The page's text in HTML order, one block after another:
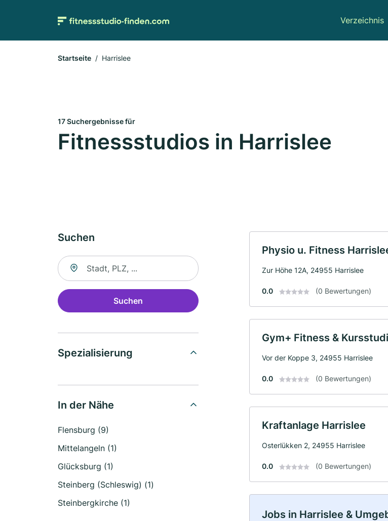
Verzeichnis
Startseite Harrislee
17 Suchergebnisse für
Fitnessstudios in Harrislee
Suchen
Suche nach Ort
Suchen
Spezialisierung
In der Nähe
Flensburg (9)
Mittelangeln (1)
Glücksburg (1)
Steinberg (Schleswig) (1)
Steinbergkirche (1)
Physio u. Fitness
Zur Höhe 12A, 24955 Harrislee
0.0 (0 Bewertungen)
Gym+ Fitness &
Vor der Koppe 3, 24955 Harrislee
0.0 (0 Bewertungen)
Kraftanlage Harrislee
Osterlükken 2, 24955 Harrislee
0.0 (0 Bewertungen)
Jobs in Harrislee &